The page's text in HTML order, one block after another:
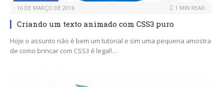
16 DE MARÇO DE 2016 1 MIN READ
Criando um texto animado com CSS3 puro
Hoje o assunto não é bem um tutorial e sim uma pequena amostra
de como brincar com CSS3 é legal!…